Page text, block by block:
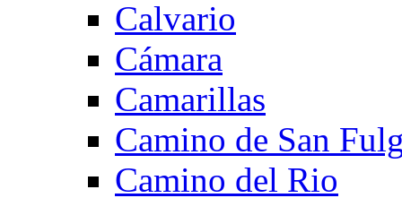
Calvario
Cámara
Camarillas
Camino de San
Camino del Rio